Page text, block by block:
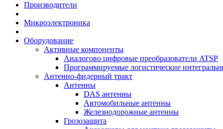
Производители
Микроэлектроника
Оборудование
Активные компоненты
Аналогово цифровые преобразователи ATSP
Программируемые логистические
Антенно-фидерный тракт
Антенны
DAS антенны
Автомобильные антенны
Железнодорожные антенны
Грозозащита